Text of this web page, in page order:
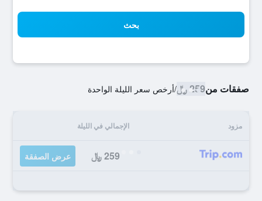
بحث
صفقات من259 ﷼ /أرخص سعر الليلة الواحدة
مزود الإجمالي في الليلة
259 ﷼ عرض الصفقة